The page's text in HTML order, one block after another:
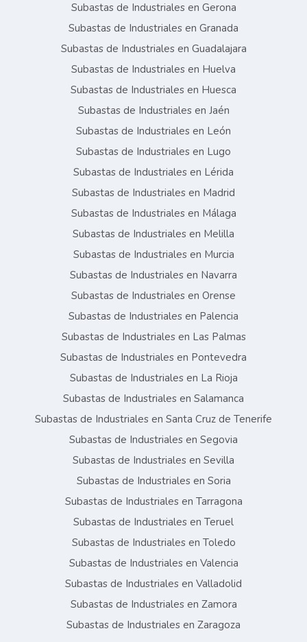
Subastas de Industriales en Gerona
Subastas de Industriales en Granada
Subastas de Industriales en Guadalajara
Subastas de Industriales en Huelva
Subastas de Industriales en Huesca
Subastas de Industriales en Jaén
Subastas de Industriales en León
Subastas de Industriales en Lugo
Subastas de Industriales en Lérida
Subastas de Industriales en Madrid
Subastas de Industriales en Málaga
Subastas de Industriales en Melilla
Subastas de Industriales en Murcia
Subastas de Industriales en Navarra
Subastas de Industriales en Orense
Subastas de Industriales en Palencia
Subastas de Industriales en Las Palmas
Subastas de Industriales en Pontevedra
Subastas de Industriales en La Rioja
Subastas de Industriales en Salamanca
Subastas de Industriales en Santa Cruz de Tenerife
Subastas de Industriales en Segovia
Subastas de Industriales en Sevilla
Subastas de Industriales en Soria
Subastas de Industriales en Tarragona
Subastas de Industriales en Teruel
Subastas de Industriales en Toledo
Subastas de Industriales en Valencia
Subastas de Industriales en Valladolid
Subastas de Industriales en Zamora
Subastas de Industriales en Zaragoza